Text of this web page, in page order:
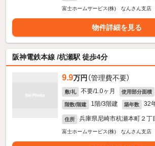
富士ホームサービス(株) なんさん支店
物件詳細を見る
阪神電鉄本線 /杭瀬駅 徒歩4分
9.9万円 （管理費不要）
敷/礼 不要/1.0ヶ月 使用部分面積
階数/階建 1階/3階建 築年数 32
住所 兵庫県尼崎市杭瀬本町２丁
富士ホームサービス(株) なんさん支店